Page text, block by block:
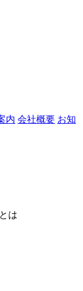
内 会社概要 お知
は